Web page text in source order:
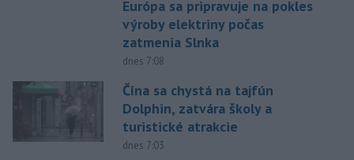
Európa sa pripravuje na pokles
výroby elektriny počas
zatmenia Slnka
dnes 7:08
Čína sa chystá na tajfún
Dolphin, zatvára školy a
turistické atrakcie
dnes 7:03